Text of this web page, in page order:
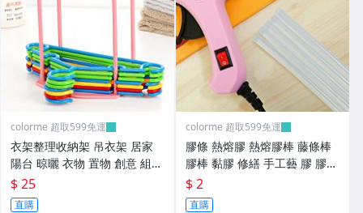
colorme 超取599免運
衣架整理收納架 吊衣架 居家
陽台 晾曬 衣物 置物 創意 組裝
手提 移動【L111】Color_me
$ 25
直購
colorme 超取599免運
膠條 熱熔膠 熱熔膠棒 藤條棒
膠棒 黏膠 修繕 手工藝 膠 膠水
熱熔膠條 DIY 半透明【B012】
Color_me
$ 2
直購